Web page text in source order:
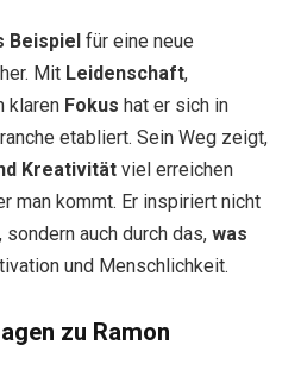
Beispiel für eine neue
Mit Leidenschaft,
klaren Fokus hat er sich in
etabliert. Sein Weg zeigt,
Kreativität viel erreichen
man kommt. Er inspiriert nicht
auch durch das, was
und Menschlichkeit.
zu Ramon